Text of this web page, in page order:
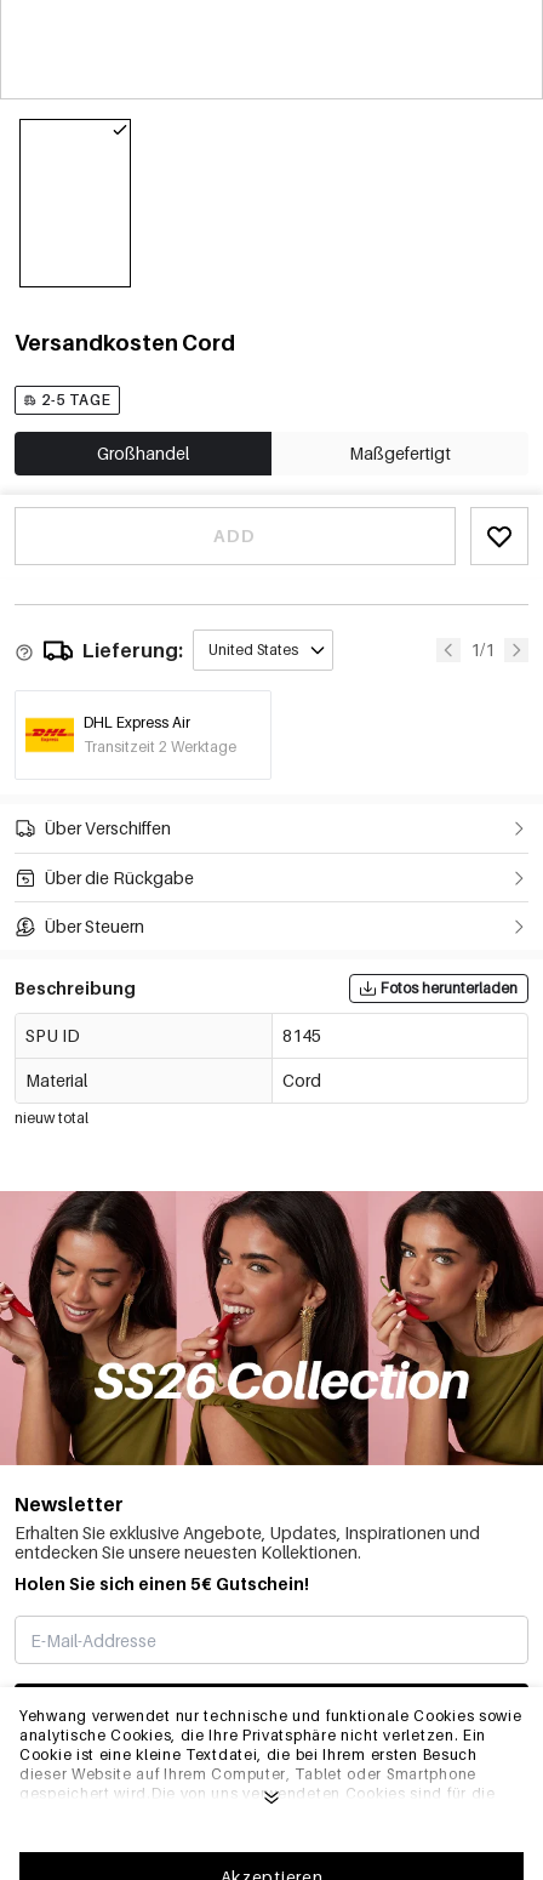
Yehwang verwendet nur technische und funktionale Cookies sowie
analytische Cookies, die Ihre Privatsphäre nicht verletzen. Ein
Cookie ist eine kleine Textdatei, die bei Ihrem ersten Besuch
dieser Website auf Ihrem Computer, Tablet oder Smartphone
gespeichert wird.Die von uns verwendeten Cookies sind für die
Website, ordnungsgemäß zu funktionieren und z.B. Ihre
bevorzugten Einstellungen zu speichern. Sie ermöglichen es uns
Versandkosten Cord
2-5 TAGE
Großhandel Maßgefertigt
ADD
Lieferung: United States 1/1
DHL Express Air
Transitzeit 2 Werktage
Über Verschiffen
Über die Rückgabe
Über Steuern
Beschreibung Fotos herunterladen
SPU ID 8145
Material Cord
nieuw total
Newsletter
Erhalten Sie exklusive Angebote, Updates, Inspirationen und
entdecken Sie unsere neuesten Kollektionen.
Holen Sie sich einen 5€ Gutschein!
ABONNIEREN
INFO